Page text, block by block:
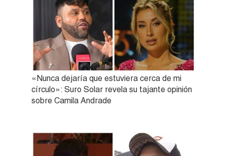
«Nunca dejaría que estuviera cerca de mi
círculo»: Suro Solar revela su tajante opinión
sobre Camila Andrade